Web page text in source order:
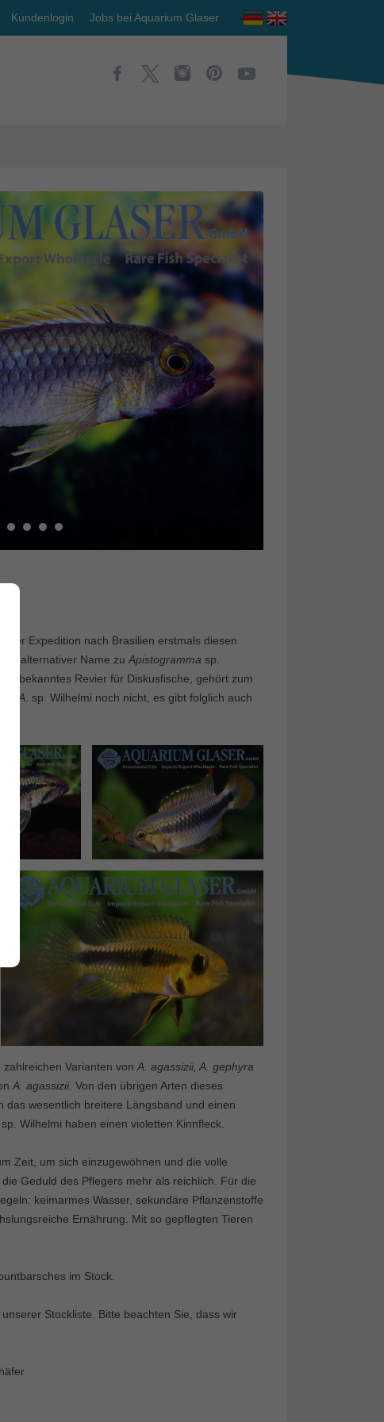
Kundenlogin Jobs bei Aquarium Glaser
Expedition nach Brasilien erstmals diesen
alternativer Name zu Apistogramma sp.
ein bekanntes Revier für Diskusfische, gehört zum
A . sp. Wilhelmi noch nicht, es gibt folglich auch
Varianten von A. agassizii, A. gephyra
A. agassizii. Von den übrigen Arten dieses
das wesentlich breitere Längsband und einen
. sp. Wilhelmi haben einen violetten Kinnfleck.
Zeit, um sich einzugewöhnen und die volle
Geduld des Pflegers mehr als reichlich. Für die
keimarmes Wasser, sekundäre Pflanzenstoffe
Ernährung. Mit so gepflegten Tieren
im Stock.
Stockliste. Bitte beachten Sie, dass wir